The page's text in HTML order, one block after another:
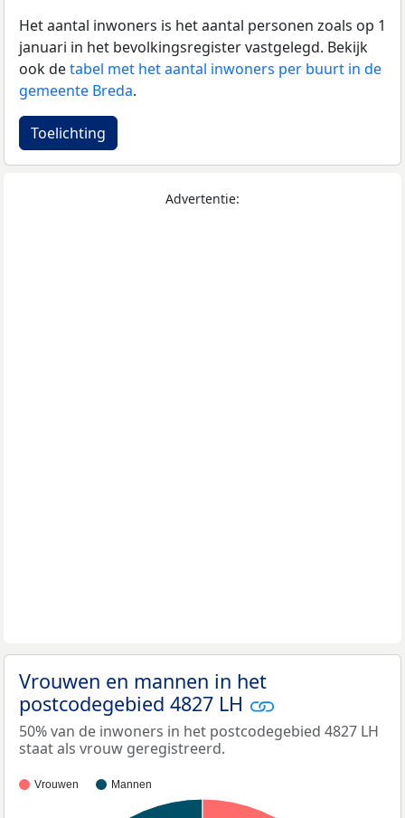
Het aantal inwoners is het aantal personen zoals op 1
januari in het bevolkingsregister vastgelegd. Bekijk
ook detabel met het aantal inwoners per buurt in de
gemeente Breda.
Toelichting
Advertentie:
Vrouwen en mannen in het
postcodegebied 4827 LH
50% van de inwoners in het postcodegebied 4827 LH
staat als vrouw geregistreerd.
Vrouwen Mannen